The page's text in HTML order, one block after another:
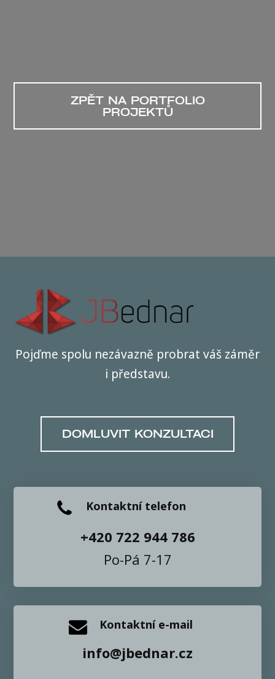
ZPĚT NA PORTFOLIO
PROJEKTŮ
Pojďme spolu nezávazně probrat váš záměr
i představu.
DOMLUVIT KONZULTACI
Kontaktní telefon
+420 722 944 786
Po-Pá 7-17
Kontaktní e-mail
info@jbednar.cz